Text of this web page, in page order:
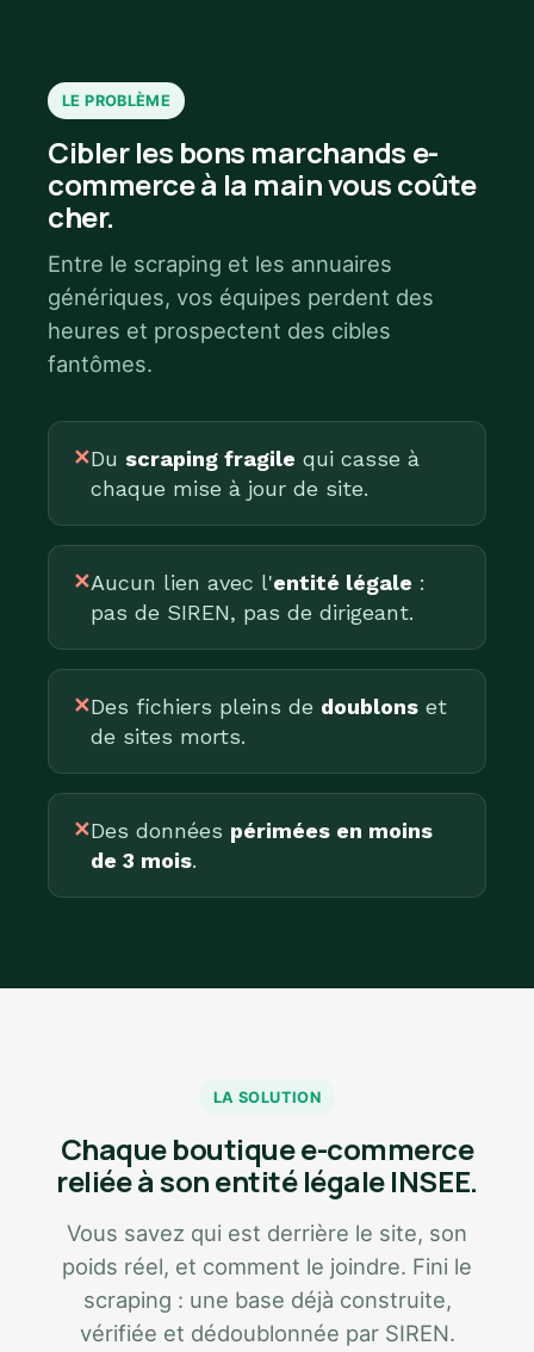
LE PROBLÈME
Cibler les bons marchands e-
commerce à la main vous coûte
cher.
Entre le scraping et les annuaires
génériques, vos équipes perdent des
heures et prospectent des cibles
fantômes.
✕Du scraping fragile qui casse à
chaque mise à jour de site.
✕Aucun lien avec l'entité légale :
pas de SIREN, pas de dirigeant.
✕Des fichiers pleins de doublons et
de sites morts.
✕Des données périmées en moins
de 3 mois.
LA SOLUTION
Chaque boutique e-commerce
reliée à son entité légale INSEE.
Vous savez qui est derrière le site, son
poids réel, et comment le joindre. Fini le
scraping : une base déjà construite,
vérifiée et dédoublonnée par SIREN.